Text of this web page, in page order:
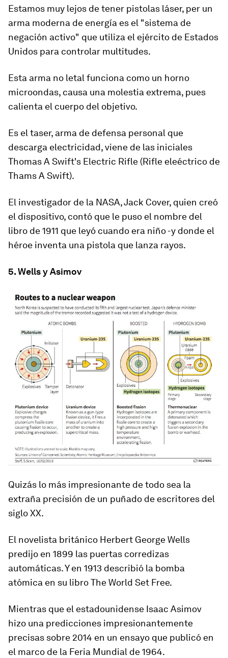
Estamos muy lejos de tener pistolas láser, per un
arma moderna de energía es el "sistema de
negación activo" que utiliza el ejército de Estados
Unidos para controlar multitudes.
Esta arma no letal funciona como un horno
microondas, causa una molestia extrema, pues
calienta el cuerpo del objetivo.
Es el taser, arma de defensa personal que
descarga electricidad,viene de las iniciales
Thomas A Swift's Electric Rifle (Rifle eleéctrico de
Thams A Swift).
El investigador de la NASA, Jack Cover, quien creó
el dispositivo, contó que le puso el nombre del
libro de 1911 que leyó cuando era niño-y donde el
héroe inventa una pistola que lanza rayos.
5. Wells y Asimov
Quizás lo más impresionante de todo sea la
extraña precisión de un puñado de escritores del
siglo XX.
El novelista británico Herbert George Wells
predijo en 1899 las puertas corredizas
automáticas. Y en 1913 describió la bomba
atómica en su libro The World Set Free.
Mientras que el estadounidense Isaac Asimov
hizo una predicciones impresionantemente
precisas sobre 2014 en un ensayo que publicó en
el marco de la Feria Mundial de 1964.